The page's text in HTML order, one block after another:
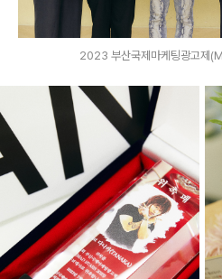
2023 부산국제마케팅광고제